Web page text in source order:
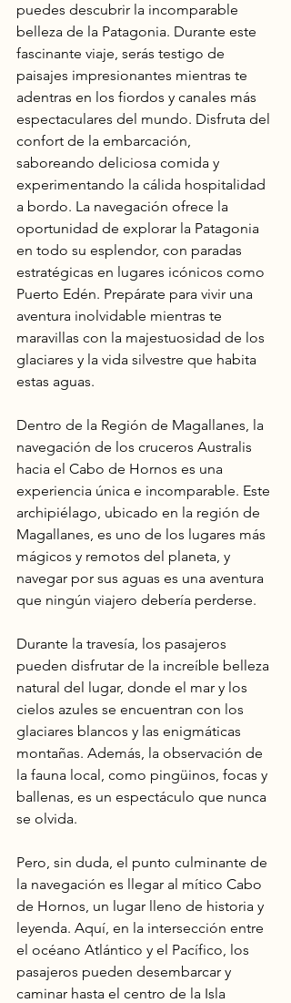
puedes descubrir la incomparable
belleza de la Patagonia. Durante este
fascinante viaje, serás testigo de
paisajes impresionantes mientras te
adentras en los fiordos y canales más
espectaculares del mundo. Disfruta del
confort de la embarcación,
saboreando deliciosa comida y
experimentando la cálida hospitalidad
a bordo. La navegación ofrece la
oportunidad de explorar la Patagonia
en todo su esplendor, con paradas
estratégicas en lugares icónicos como
Puerto Edén. Prepárate para vivir una
aventura inolvidable mientras te
maravillas con la majestuosidad de los
glaciares y la vida silvestre que habita
estas aguas.
Dentro de la Región de Magallanes, la
navegación de los cruceros Australis
hacia el Cabo de Hornos es una
experiencia única e incomparable. Este
archipiélago, ubicado en la región de
Magallanes, es uno de los lugares más
mágicos y remotos del planeta, y
navegar por sus aguas es una aventura
que ningún viajero debería perderse.
Durante la travesía, los pasajeros
pueden disfrutar de la increíble belleza
natural del lugar, donde el mar y los
cielos azules se encuentran con los
glaciares blancos y las enigmáticas
montañas. Además, la observación de
la fauna local, como pingüinos, focas y
ballenas, es un espectáculo que nunca
se olvida.
Pero, sin duda, el punto culminante de
la navegación es llegar al mítico Cabo
de Hornos, un lugar lleno de historia y
leyenda. Aquí, en la intersección entre
el océano Atlántico y el Pacífico, los
pasajeros pueden desembarcar y
caminar hasta el centro de la Isla